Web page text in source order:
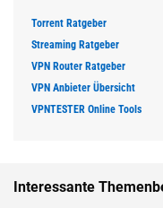
Torrent Ratgeber
Streaming Ratgeber
VPN Router Ratgeber
VPN Anbieter Übersicht
VPNTESTER Online Tools
Interessante